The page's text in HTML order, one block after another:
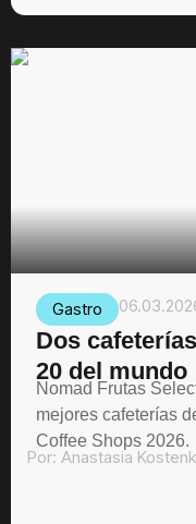
Gastro
Dos
20 del mundo
Nomad Frutas
mejores cafeterías
Coffee Shops 2026.
Por: Anastasia